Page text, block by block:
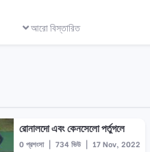
আরো বিস্তারিত
রোনালদো এবং কেনসেলো পর্তুগলে
0 প্রশংসা | 734 ভিউ | 17 Nov, 2022